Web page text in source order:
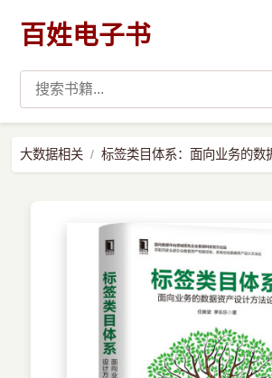
百姓电子书
数据科学与AI
大数据相关 标签类目体系：面向业务的数